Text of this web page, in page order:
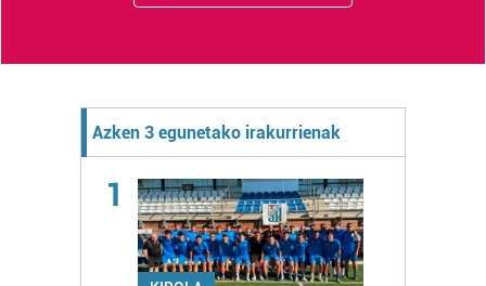
Azken 3 egunetako irakurrienak
1